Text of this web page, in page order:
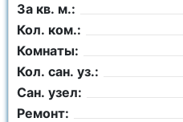
За кв. м.:
Кол. ком.:
Комнаты:
Кол. сан. уз.:
Сан. узел:
Ремонт: